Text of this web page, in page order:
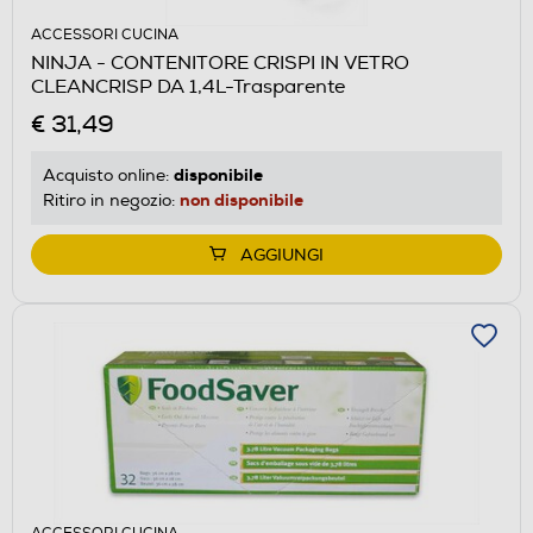
ACCESSORI CUCINA
NINJA - CONTENITORE CRISPI IN VETRO
CLEANCRISP DA 1,4L-Trasparente
€ 31,49
Acquisto online: disponibile
Ritiro in negozio: non disponibile
AGGIUNGI